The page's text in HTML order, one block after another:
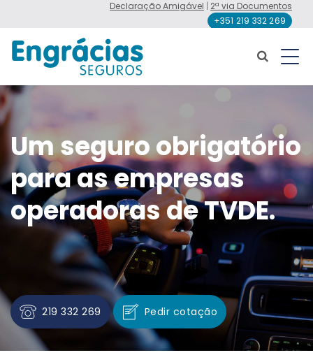
Declaração Amigável | 2ª via Documentos
+351 219 332 269
Um seguro obrigatório
para as empresas
operadoras de TVDE.
219 332 269 Pedir cotação